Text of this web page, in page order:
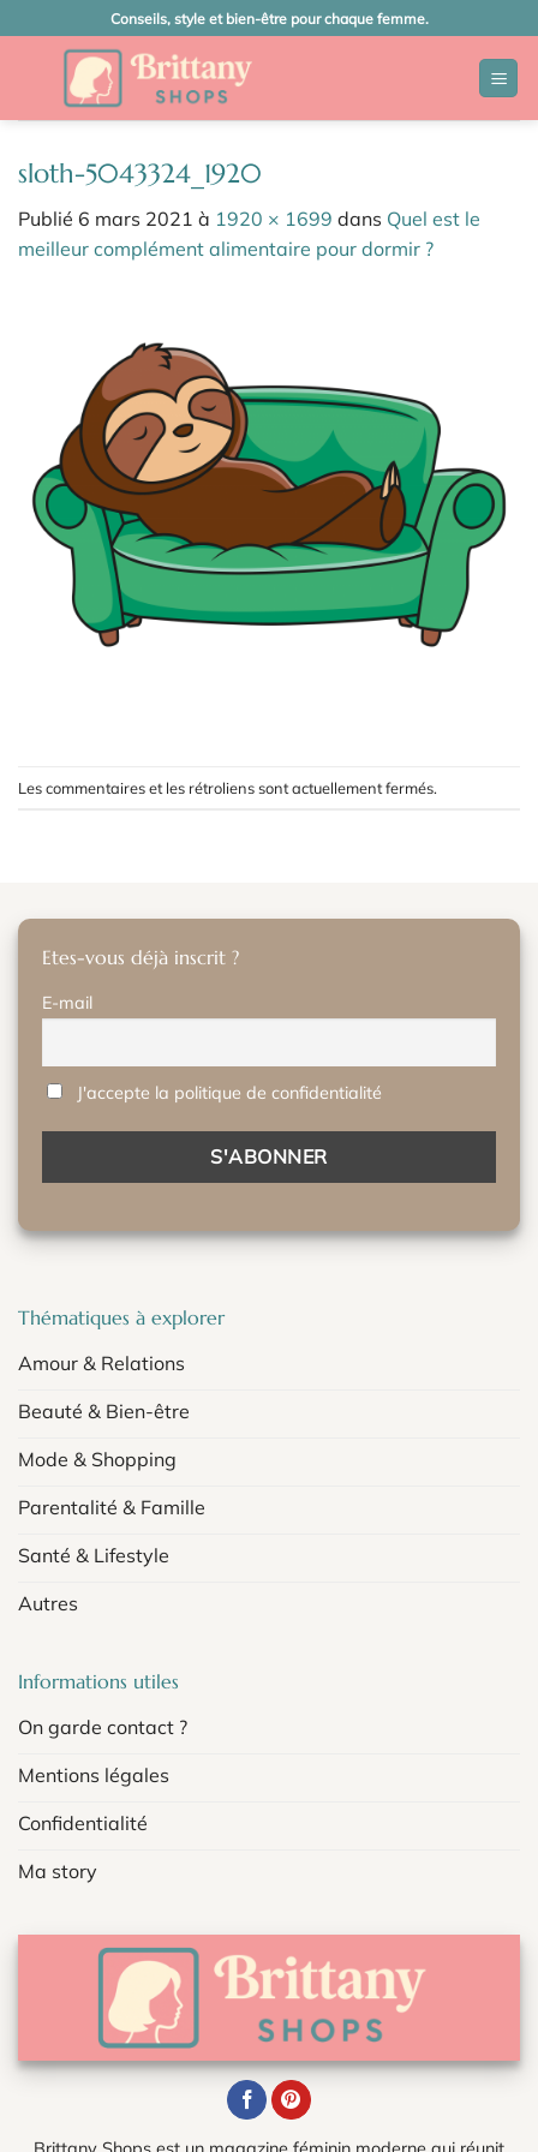
au
Conseils, style et bien-être pour chaque femme.
sloth-5043324_1920
Publié 6 mars 2021 à 1920 × 1699 dans Quel est le
meilleur complément alimentaire pour dormir ?
Les commentaires et les rétroliens sont actuellement fermés.
Etes-vous déjà inscrit ?
E-mail
J'accepte la politique de confidentialité
Thématiques à explorer
Amour & Relations
Beauté & Bien-être
Mode & Shopping
Parentalité & Famille
Santé & Lifestyle
Autres
Informations utiles
On garde contact ?
Mentions légales
Confidentialité
Ma story